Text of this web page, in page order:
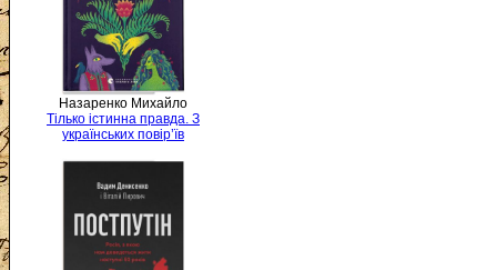
Назаренко Михайло
Тілько істинна правда. З
українських повір’їв